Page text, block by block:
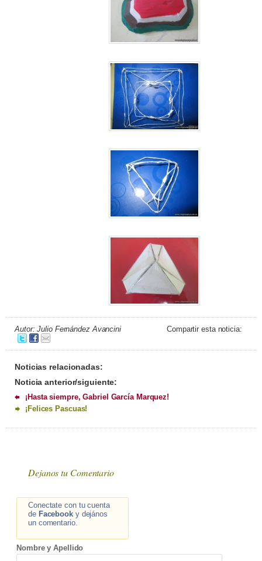
Autor: Julio Fernández Avancini Compartir esta noticia:
Noticias relacionadas:
Noticia anterior/siguiente:
¡Hasta siempre, Gabriel García Marquez!
¡Felices Pascuas!
Dejanos tu Comentario
Conectate con tu cuenta
de Facebooky dejános
un comentario.
Nombre y Apellido